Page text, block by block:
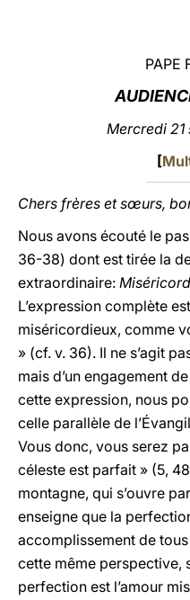
PAPE
Mercredi 21
[
Chers frères et sœurs,
Nous avons écouté le
36-38) dont est tirée la
extraordinaire:
L’expression complète
miséricordieux, comme
» (cf. v. 36). Il ne s’agit
mais d’un engagement
cette expression, nous
celle parallèle de
Vous donc, vous serez
céleste est parfait » (5,
montagne, qui s’ouvre
enseigne que la
accomplissement de
cette même perspective,
perfection est l’amour